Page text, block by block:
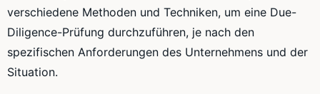
verschiedene Methoden und Techniken, um eine Due-
Diligence-Prüfung durchzuführen, je nach den
spezifischen Anforderungen des Unternehmens und der
Situation.